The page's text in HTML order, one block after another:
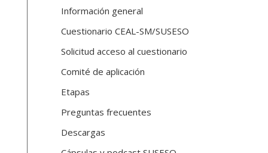
Información general
Cuestionario CEAL-SM/SUSESO
Solicitud acceso al cuestionario
Comité de aplicación
Etapas
Preguntas frecuentes
Descargas